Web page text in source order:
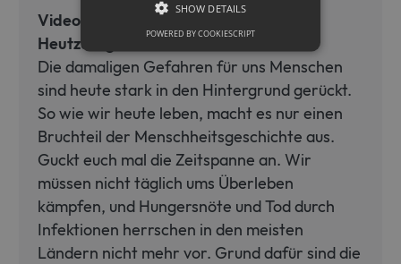
Video 2
Heutzutage
Die damaligen Gefahren für uns Menschen
sind heute stark in den Hintergrund gerückt.
So wie wir heute leben, macht es nur einen
Bruchteil der Menschheitsgeschichte aus.
Guckt euch mal die Zeitspanne an. Wir
müssen nicht täglich ums Überleben
kämpfen, und Hungersnöte und Tod durch
Infektionen herrschen in den meisten
Ländern nicht mehr vor. Grund dafür sind die
SHOW DETAILS
Strictly necessary
Strictly necessary cookies allow core
website functionality such as user login
and account management. The website
cannot be used properly without strictly
necessary cookies.
Name
Provider / Domain
CookieScriptConsent
www.sfb1454-
metaflammation.de
POWERED BY COOKIESCRIPT